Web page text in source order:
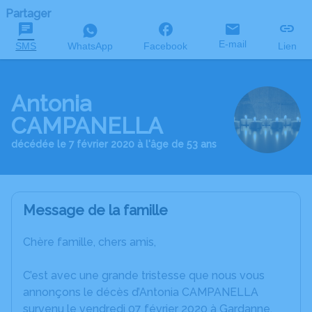
Partager
SMS WhatsApp Facebook E-mail Lien
Antonia
CAMPANELLA
décédée le 7 février 2020 à l'âge de 53 ans
Message de la famille
Chère famille, chers amis,
C’est avec une grande tristesse que nous vous
annonçons le décès d’Antonia CAMPANELLA
survenu le vendredi 07 février 2020 à Gardanne.